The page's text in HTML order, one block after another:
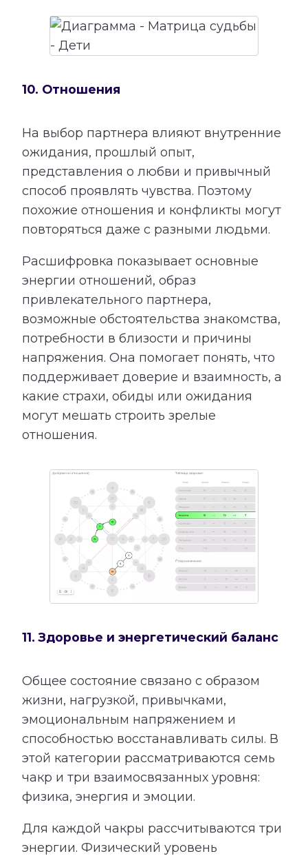
10. Отношения
На выбор партнера влияют внутренние
ожидания, прошлый опыт,
представления о любви и привычный
способ проявлять чувства. Поэтому
похожие отношения и конфликты могут
повторяться даже с разными людьми.
Расшифровка показывает основные
энергии отношений, образ
привлекательного партнера,
возможные обстоятельства знакомства,
потребности в близости и причины
напряжения. Она помогает понять, что
поддерживает доверие и взаимность, а
какие страхи, обиды или ожидания
могут мешать строить зрелые
отношения.
11. Здоровье и энергетический баланс
Общее состояние связано с образом
жизни, нагрузкой, привычками,
эмоциональным напряжением и
способностью восстанавливать силы. В
этой категории рассматриваются семь
чакр и три взаимосвязанных уровня:
физика, энергия и эмоции.
Для каждой чакры рассчитываются три
энергии. Физический уровень